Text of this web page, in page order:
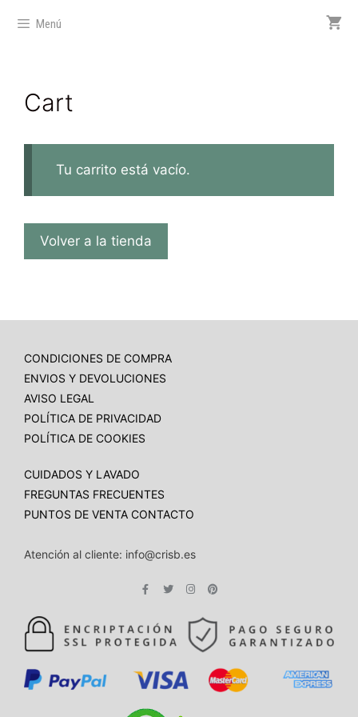
Menú
Cart
Tu carrito está vacío.
Volver a la tienda
CONDICIONES DE COMPRA
ENVIOS Y DEVOLUCIONES
AVISO LEGAL
POLÍTICA DE PRIVACIDAD
POLÍTICA DE COOKIES
CUIDADOS Y LAVADO
FREGUNTAS FRECUENTES
PUNTOS DE VENTA CONTACTO
Atención al cliente: info@crisb.es